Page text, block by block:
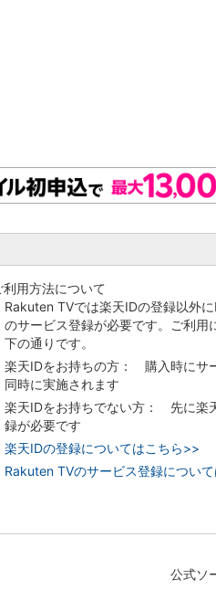
利用方法について
Rakuten TVでは楽天IDの登録以外
のサービス登録が必要です。ご利用
下の通りです。
楽天IDをお持ちの方： 購入時にサ
同時に実施されます
楽天IDをお持ちでない方： 先に楽
録が必要です
楽天IDの登録についてはこちら>>
Rakuten TVのサービス登録につい
公式ソ